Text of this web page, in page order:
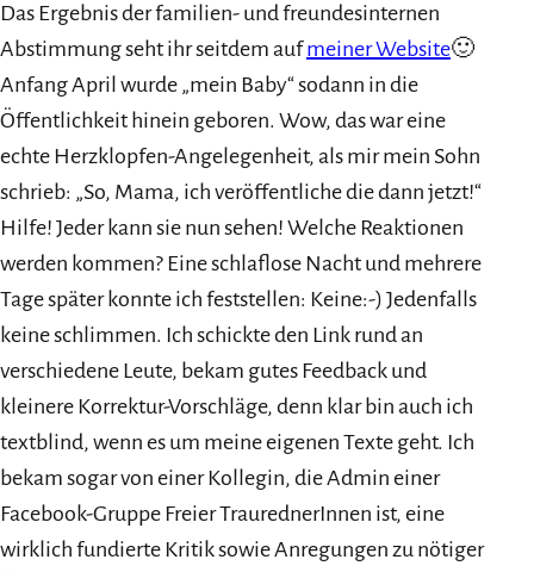
Das Ergebnis der familien- und freundesinternen
Abstimmung seht ihr seitdem aufmeiner Website🙂
Anfang April wurde „mein Baby“ sodann in die
Öffentlichkeit hinein geboren. Wow, das war eine
echte Herzklopfen-Angelegenheit, als mir mein Sohn
schrieb: „So, Mama, ich veröffentliche die dann jetzt!“
Hilfe! Jeder kann sie nun sehen! Welche Reaktionen
werden kommen? Eine schlaflose Nacht und mehrere
Tage später konnte ich feststellen: Keine:-) Jedenfalls
keine schlimmen. Ich schickte den Link rund an
verschiedene Leute, bekam gutes Feedback und
kleinere Korrektur-Vorschläge, denn klar bin auch ich
textblind, wenn es um meine eigenen Texte geht. Ich
bekam sogar von einer Kollegin, die Admin einer
Facebook-Gruppe Freier TraurednerInnen ist, eine
wirklich fundierte Kritik sowie Anregungen zu nötiger